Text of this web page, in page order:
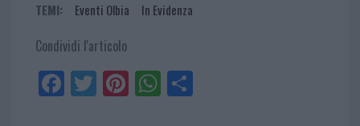
TEMI: Eventi Olbia In Evidenza
Condividi l'articolo
Fa
ce
Tw
itt
Pi
nt
W
ha
Sh